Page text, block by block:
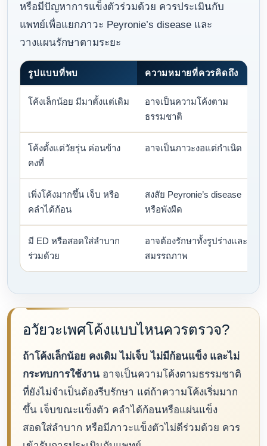
หรือมีปัญหาการแข็งตัวร่วมด้วย ควรประเมินกับ
แพทย์เพื่อแยกภาวะ Peyronie’s disease และ
วางแผนรักษาตามระยะ
รูปแบบที่พบ ความหมายที่ควรคิดถึง
โค้งเล็กน้อย มีมาตั้งแต่เดิม
อาจเป็นความโค้งตาม
ธรรมชาติ
โค้งตั้งแต่วัยรุ่น ค่อนข้าง
คงที่
อาจเป็นภาวะงอแต่กำเนิด
เพิ่งโค้งมากขึ้น เจ็บ หรือ
คลำได้ก้อน
สงสัย Peyronie’s disease
หรือพังผืด
มี ED หรือสอดใส่ลำบาก
ร่วมด้วย
อาจต้องรักษาทั้งรูปร่างและ
สมรรถภาพ
อวัยวะเพศโค้งแบบไหนควรตรวจ?
ถ้าโค้งเล็กน้อย คงเดิม ไม่เจ็บ ไม่มีก้อนแข็ง และไม่
กระทบการใช้งาน อาจเป็นความโค้งตามธรรมชาติ
ที่ยังไม่จำเป็นต้องรีบรักษา แต่ถ้าความโค้งเริ่มมาก
ขึ้น เจ็บขณะแข็งตัว คลำได้ก้อนหรือแผ่นแข็ง
สอดใส่ลำบาก หรือมีภาวะแข็งตัวไม่ดีร่วมด้วย ควร